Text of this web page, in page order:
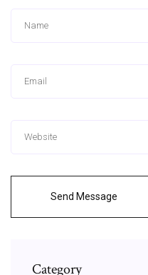
Send Message
Category